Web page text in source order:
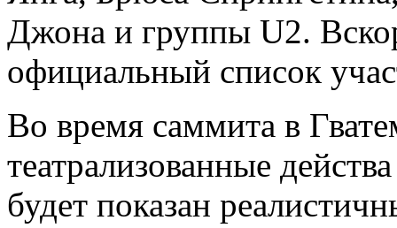
Джона и группы U2.
официальный список
Во время саммита в
театрализованные
будет показан